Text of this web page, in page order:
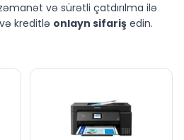
və sürətli çatdırılma ilə
kreditlə onlayn sifariş edin.